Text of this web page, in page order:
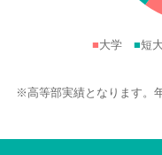
■大学 ■短
※高等部実績となります。